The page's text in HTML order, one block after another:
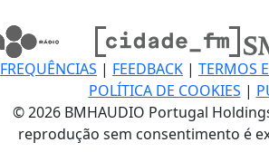
FREQUÊNCIAS | FEEDBACK | TERMOS
POLÍTICA DE COOKIES |
© 2026 BMHAUDIO Portugal
reprodução sem consentimento é